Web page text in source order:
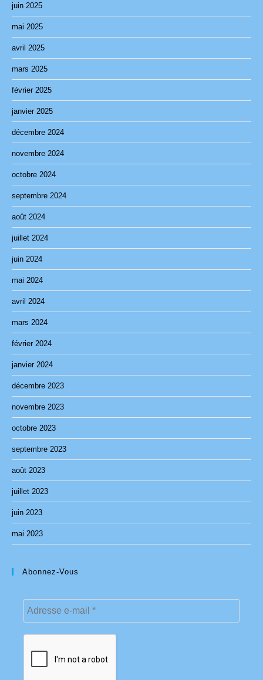
juin 2025
mai 2025
avril 2025
mars 2025
février 2025
janvier 2025
décembre 2024
novembre 2024
octobre 2024
septembre 2024
août 2024
juillet 2024
juin 2024
mai 2024
avril 2024
mars 2024
février 2024
janvier 2024
décembre 2023
novembre 2023
octobre 2023
septembre 2023
août 2023
juillet 2023
juin 2023
mai 2023
Abonnez-Vous